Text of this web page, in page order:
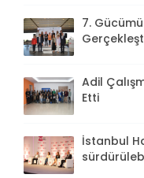
7.
Adil
Etti
İstanbul